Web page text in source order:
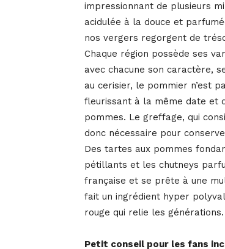
impressionnant de plusieurs
acidulée à la douce et
nos vergers regorgent de
Chaque région possède ses
avec chacune son caractère,
au cerisier, le pommier n’est
fleurissant à la même date et
pommes. Le greffage, qui
donc nécessaire pour
Des tartes aux pommes
pétillants et les chutneys
française et se prête à une
fait un ingrédient hyper
rouge qui relie les
Petit conseil pour les fans